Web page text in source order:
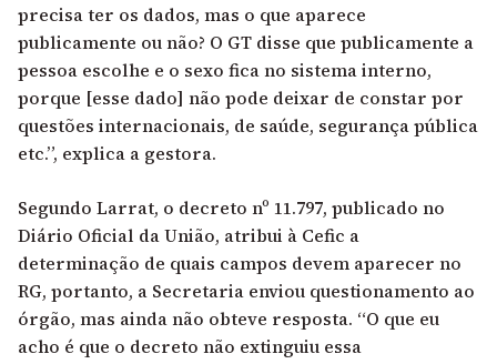
precisa ter os dados, mas o que aparece
publicamente ou não? O GT disse que publicamente a
pessoa escolhe e o sexo fica no sistema interno,
porque [esse dado] não pode deixar de constar por
questões internacionais, de saúde, segurança pública
etc.”, explica a gestora.
Segundo Larrat, o decreto nº 11.797, publicado no
Diário Oficial da União, atribui à Cefic a
determinação de quais campos devem aparecer no
RG, portanto, a Secretaria enviou questionamento ao
órgão, mas ainda não obteve resposta. “O que eu
acho é que o decreto não extinguiu essa